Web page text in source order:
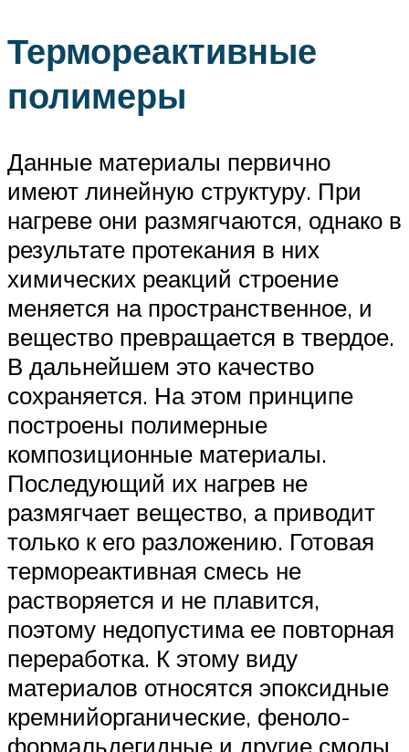
Термореактивные
полимеры
Данные материалы первично
имеют линейную структуру. При
нагреве они размягчаются, однако в
результате протекания в них
химических реакций строение
меняется на пространственное, и
вещество превращается в твердое.
В дальнейшем это качество
сохраняется. На этом принципе
построены полимерные
композиционные материалы.
Последующий их нагрев не
размягчает вещество, а приводит
только к его разложению. Готовая
термореактивная смесь не
растворяется и не плавится,
поэтому недопустима ее повторная
переработка. К этому виду
материалов относятся эпоксидные
кремнийорганические, феноло-
формальдегидные и другие смолы.